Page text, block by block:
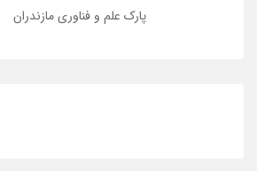
پارک علم و فناوری مازندران